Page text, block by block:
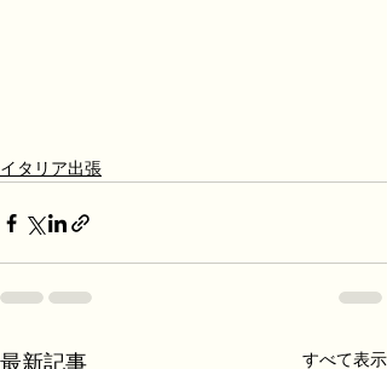
イタリア出張
最新記事 すべて表示